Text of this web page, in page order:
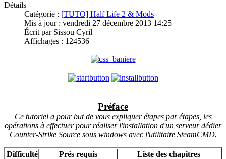
Détails
Catégorie : [TUTO] Half Life 2 & Mods
Mis à jour : vendredi 27 décembre 2013 14:25
Écrit par Sissou Cyril
Affichages : 124536
Préface
Ce tutoriel a pour but de vous expliquer étapes par étapes, les
opérations à effectuer pour réaliser l'installation d'un serveur dédier
Counter-Strike Source sous windows avec l'utilitaireSteamCMD.
Difficulté Prés requis Liste des chapitres